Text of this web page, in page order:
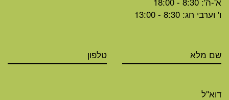
ו' וערבי חג: 8:30 - 13:00